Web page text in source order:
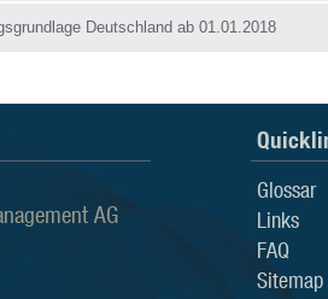
Deutschland ab 01.01.2018
AG
Glossar
Links
FAQ
Sitemap